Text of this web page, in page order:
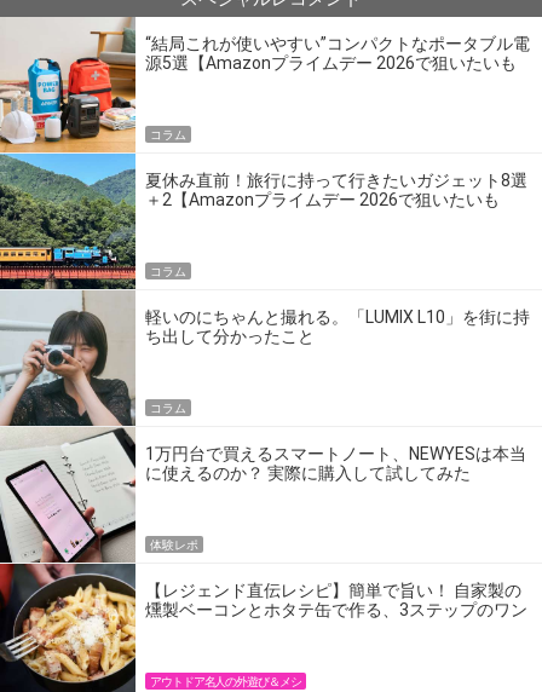
“結局これが使いやすい”コンパクトなポータブル電
源5選【Amazonプライムデー 2026で狙いたいも
コラム
夏休み直前！旅行に持って行きたいガジェット8選
＋2【Amazonプライムデー 2026で狙いたいも
コラム
軽いのにちゃんと撮れる。「LUMIX L10」を街に持
ち出して分かったこと
コラム
1万円台で買えるスマートノート、NEWYESは本当
に使えるのか？ 実際に購入して試してみた
体験レポ
【レジェンド直伝レシピ】簡単で旨い！ 自家製の
燻製ベーコンとホタテ缶で作る、3ステップのワン
アウトドア名人の外遊び＆メシ